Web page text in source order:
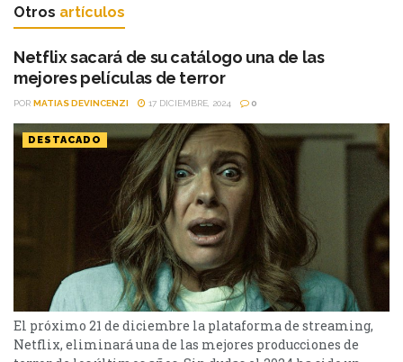
Otros artículos
Netflix sacará de su catálogo una de las
mejores películas de terror
POR MATIAS DEVINCENZI 17 DICIEMBRE, 2024 0
DESTACADO
El próximo 21 de diciembre la plataforma de streaming,
Netflix, eliminará una de las mejores producciones de